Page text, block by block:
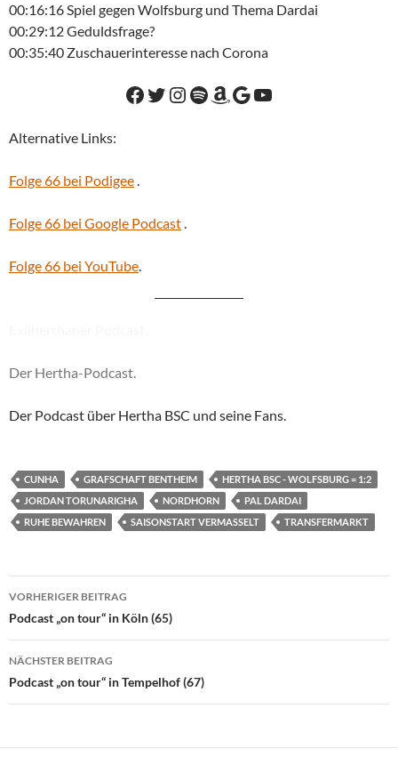
00:16:16 Spiel gegen Wolfsburg und Thema Dardai
00:29:12 Geduldsfrage?
00:35:40 Zuschauerinteresse nach Corona
Facebook
Twitter
Instagram
Spotify
Amazon
Google
YouTube
Alternative Links:
Folge 66 bei Podigee.
Folge 66 bei Google Podcast.
Folge 66 bei YouTube.
Der Hertha-Podcast.
Der Podcast über Hertha BSC und seine Fans.
CUNHA GRAFSCHAFT BENTHEIM
HERTHA BSC - WOLFSBURG = 1:2
JORDAN TORUNARIGHA
NORDHORN
PAL DARDAI
RUHE BEWAHREN
SAISONSTART VERMASSELT TRANSFERMARKT
Beitragsnavigation
VORHERIGER BEITRAG
Podcast „on tour“ in Köln (65)
NÄCHSTER BEITRAG
Podcast „on tour“ in Tempelhof (67)